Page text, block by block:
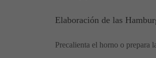
Elaboración de las
Precalienta el horno o prepara